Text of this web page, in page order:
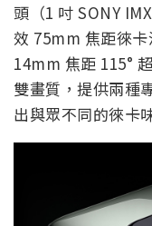
頭（1 吋 SONY
效 75mm 焦距徠
14mm 焦距 115°
雙畫質，提供兩種
出與眾不同的徠卡